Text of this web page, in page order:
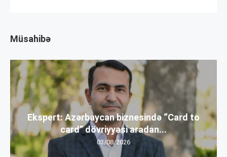
Müsahibə
Ekspert: Azərbaycan biznesində “Card to
card” dövriyyəsi aradan...
03/08/2026